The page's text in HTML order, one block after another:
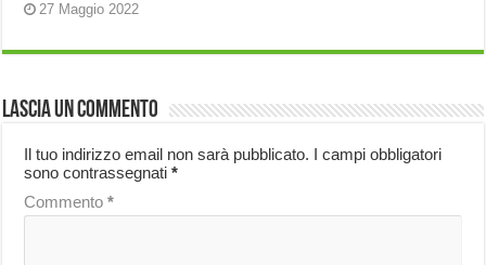
27 Maggio 2022
Lascia un commento
Il tuo indirizzo email non sarà pubblicato. I campi obbligatori
sono contrassegnati*
Commento*